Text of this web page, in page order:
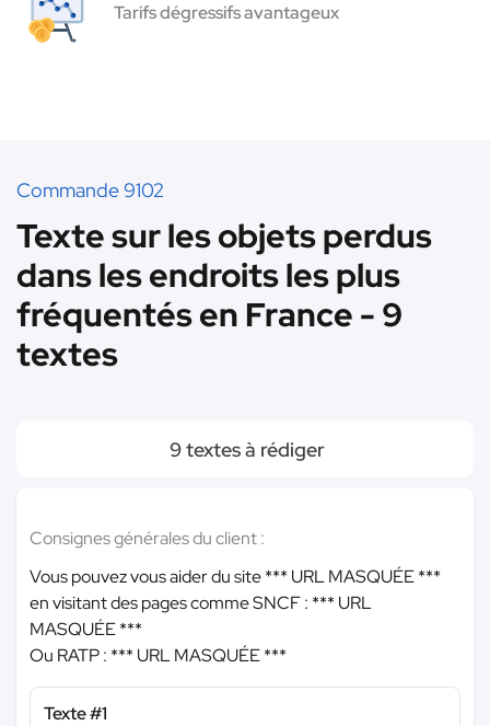
Tarifs dégressifs avantageux
Commande 9102
Texte sur les objets perdus
dans les endroits les plus
fréquentés en France - 9
textes
9 textes à rédiger
Consignes générales du client :
Vous pouvez vous aider du site*** URL MASQUÉE ***
en visitant des pages comme SNCF : *** URL
MASQUÉE ***
Ou RATP : *** URL MASQUÉE ***
Texte #1